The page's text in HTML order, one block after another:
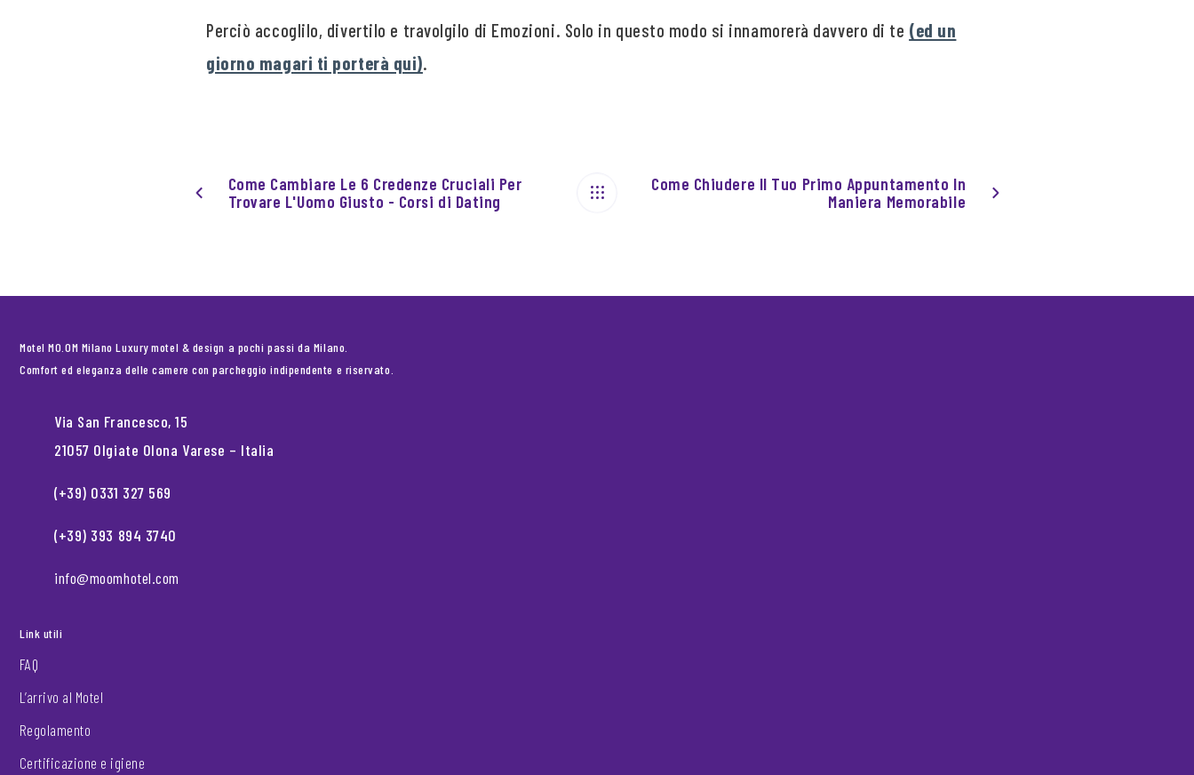
Perciò accoglilo, divertilo e travolgilo di Emozioni. Solo in questo modo si innamorerà davvero di te (ed un
giorno magari ti porterà qui).
Come Cambiare Le 6 Credenze Cruciali Per
Trovare L'Uomo Giusto - Corsi di Dating
Come Chiudere Il Tuo Primo Appuntamento In
Maniera Memorabile
Motel MO.OM Milano Luxury motel & design a pochi passi da Milano.
Comfort ed eleganza delle camere con parcheggio indipendente e riservato.
Via San Francesco, 15
21057 Olgiate Olona Varese – Italia
(+39) 0331 327 569
(+39) 393 894 3740
info@moomhotel.com
Link utili
FAQ
L’arrivo al Motel
Regolamento
Certificazione e igiene